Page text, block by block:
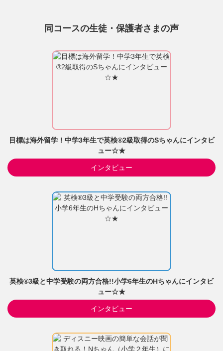
同コースの生徒・保護者さまの声
目標は海外留学！中学3年生で英検®2級取得のSちゃんにインタビ
ュー☆★
インタビュー
英検®3級と中学受験の両方合格!!小学6年生のHちゃんにインタビ
ュー☆★
インタビュー